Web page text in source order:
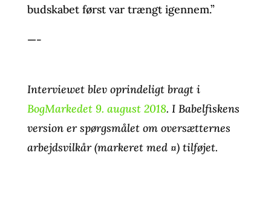
budskabet først var trængt igennem.”
—-
Interviewet blev oprindeligt bragt i
BogMarkedet 9. august 2018. I Babelfiskens
version er spørgsmålet om oversætternes
arbejdsvilkår (markeret med ¤) tilføjet.